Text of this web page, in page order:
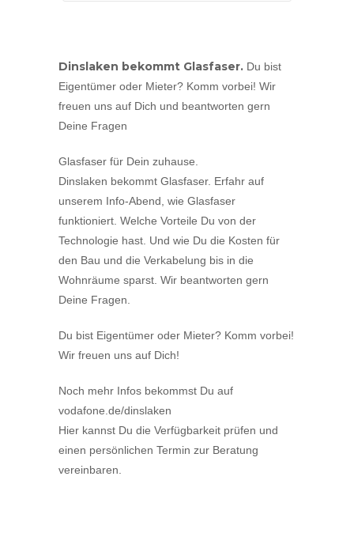
Dinslaken bekommt Glasfaser. Du bist
Eigentümer oder Mieter? Komm vorbei! Wir
freuen uns auf Dich und beantworten gern
Deine Fragen
Glasfaser für Dein zuhause.
Dinslaken bekommt Glasfaser. Erfahr auf
unserem Info-Abend, wie Glasfaser
funktioniert. Welche Vorteile Du von der
Technologie hast. Und wie Du die Kosten für
den Bau und die Verkabelung bis in die
Wohnräume sparst. Wir beantworten gern
Deine Fragen.
Du bist Eigentümer oder Mieter? Komm vorbei!
Wir freuen uns auf Dich!
Noch mehr Infos bekommst Du auf
vodafone.de/dinslaken
Hier kannst Du die Verfügbarkeit prüfen und
einen persönlichen Termin zur Beratung
vereinbaren.